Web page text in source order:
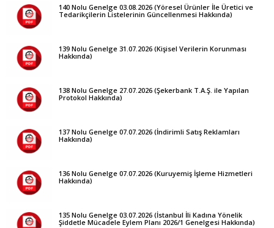
140 Nolu Genelge 03.08.2026 (Yöresel Ürünler İle Üretici ve
Tedarikçilerin Listelerinin Güncellenmesi Hakkında)
139 Nolu Genelge 31.07.2026 (Kişisel Verilerin Korunması
Hakkında)
138 Nolu Genelge 27.07.2026 (Şekerbank T.A.Ş. ile Yapılan
Protokol Hakkında)
137 Nolu Genelge 07.07.2026 (İndirimli Satış Reklamları
Hakkında)
136 Nolu Genelge 07.07.2026 (Kuruyemiş İşleme Hizmetleri
Hakkında)
135 Nolu Genelge 03.07.2026 (İstanbul İli Kadına Yönelik
Şiddetle Mücadele Eylem Planı 2026/1 Genelgesi Hakkında)